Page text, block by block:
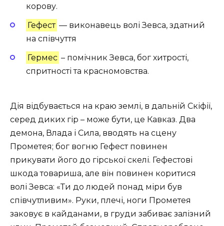
корову.
Гефест — виконавець волі Зевса, здатний
на співчуття
Гермес – помічник Зевса, бог хитрості,
спритності та красномовства.
Дія відбувається на краю землі, в дальній Скіфії,
серед диких гір – може бути, це Кавказ. Два
демона, Влада і Сила, вводять на сцену
Прометея; бог вогню Гефест повинен
прикувати його до гірської скелі. Гефестові
шкода товариша, але він повинен коритися
волі Зевса: «Ти до людей понад міри був
співчутливим». Руки, плечі, ноги Прометея
заковує в кайданами, в груди забиває залізний